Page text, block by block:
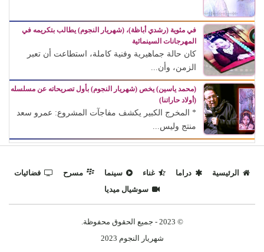
في مئوية (رشدي أباظة)، (شهريار النجوم) يطالب بتكريمه في
المهرجانات السينمائية
كان حالة جماهيرية وفنية كاملة، استطاعت أن تعبر
الزمن، وأن...
(محمد ياسين) يخص (شهريار النجوم) بأول تصريحاته عن مسلسله
(أولاد حاراتنا)
* المخرج الكبير يكشف مفاجآت المشروع: عمرو سعد
منتج وليس...
الرئيسية دراما غناء سينما مسرح
فضائيات
سوشيال ميديا
© 2023 - جميع الحقوق محفوظة.
شهريار النجوم 2023